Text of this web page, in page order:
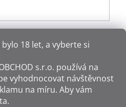
18 let, a vyberte si
s.r.o. používá na
vyhodnocovat návštěvnost
na míru. Aby vám
dopravy: